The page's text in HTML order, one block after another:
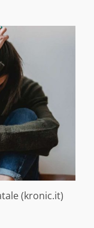
(kronic.it)